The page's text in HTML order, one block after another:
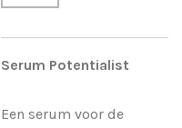
Serum Potentialist
Een serum voor de